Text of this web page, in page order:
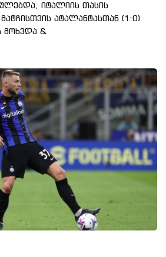
იტალიის თასის
ატალანტასთან (1:0)
მოხვდა.&